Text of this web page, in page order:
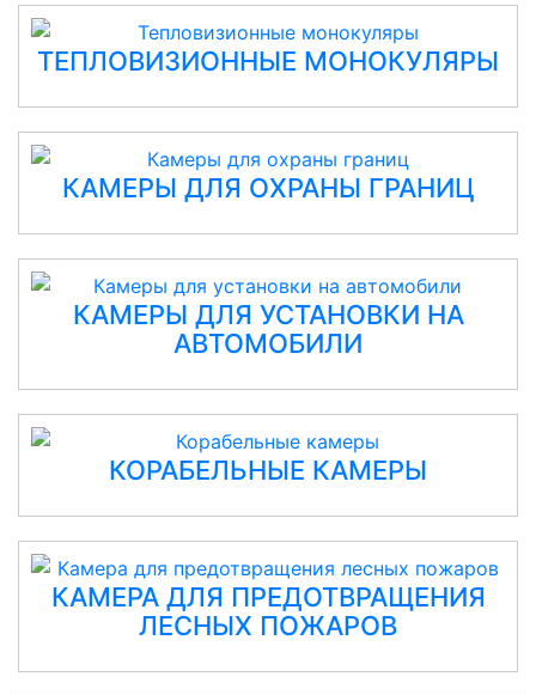
ТЕПЛОВИЗИОННЫЕ МОНОКУЛЯРЫ
КАМЕРЫ ДЛЯ ОХРАНЫ ГРАНИЦ
КАМЕРЫ ДЛЯ УСТАНОВКИ НА
АВТОМОБИЛИ
КОРАБЕЛЬНЫЕ КАМЕРЫ
КАМЕРА ДЛЯ ПРЕДОТВРАЩЕНИЯ
ЛЕСНЫХ ПОЖАРОВ